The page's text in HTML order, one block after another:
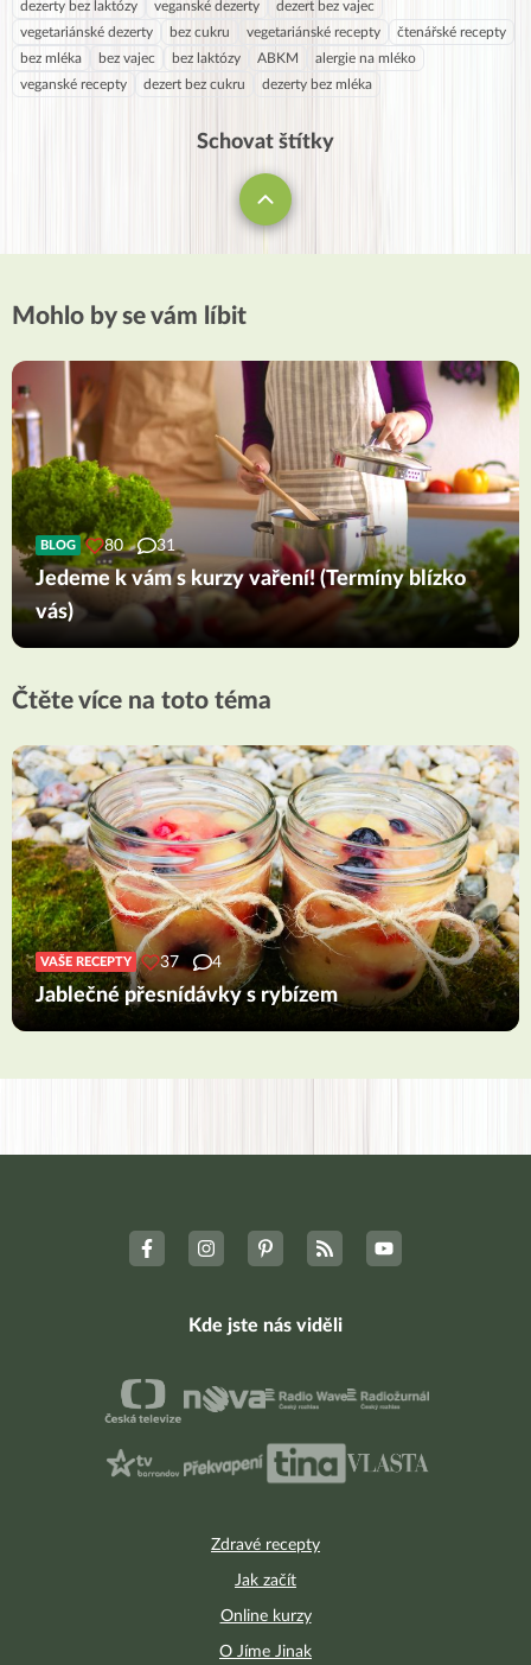
dezerty bez laktózy veganské dezerty
dezert bez vajec
vegetariánské dezerty
bez cukru vegetariánské recepty
čtenářské recepty
bez mléka
bez vajec bez laktózy ABKM
alergie na mléko
veganské recepty
dezert bez cukru dezerty bez mléka
Schovat štítky
Mohlo by se vám líbit
BLOG 80 31
Jedeme k vám s kurzy vaření! (Termíny blízko
vás)
Čtěte více na toto téma
VAŠE RECEPTY 37 4
Jablečné přesnídávky s rybízem
Zdravé recepty
Jak začít
Online kurzy
O Jíme Jinak
Kde jste nás viděli